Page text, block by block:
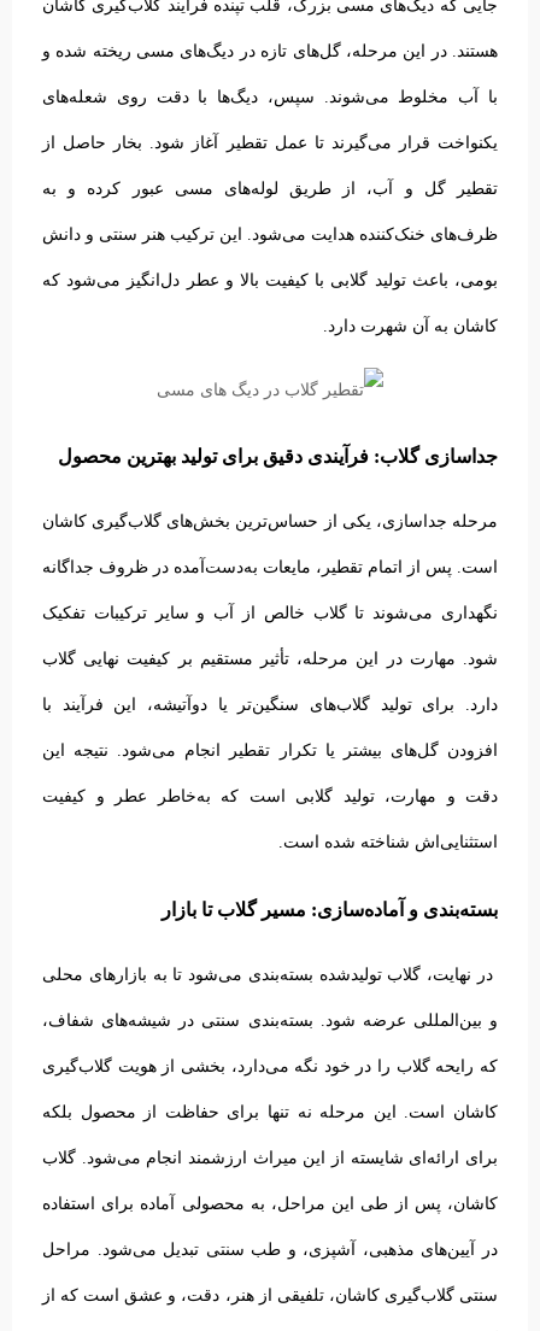
جایی که دیگ‌های مسی بزرگ، قلب تپنده فرآیند گلاب‌گیری کاشان
هستند. در این مرحله، گل‌های تازه در دیگ‌های مسی ریخته شده و
با آب مخلوط می‌شوند. سپس، دیگ‌ها با دقت روی شعله‌های
یکنواخت قرار می‌گیرند تا عمل تقطیر آغاز شود. بخار حاصل از
تقطیر گل و آب، از طریق لوله‌های مسی عبور کرده و به
ظرف‌های خنک‌کننده هدایت می‌شود. این ترکیب هنر سنتی و دانش
بومی، باعث تولید گلابی با کیفیت بالا و عطر دل‌انگیز می‌شود که
کاشان به آن شهرت دارد.
جداسازی گلاب: فرآیندی دقیق برای تولید بهترین محصول
مرحله جداسازی، یکی از حساس‌ترین بخش‌های گلاب‌گیری کاشان
است. پس از اتمام تقطیر، مایعات به‌دست‌آمده در ظروف جداگانه
نگهداری می‌شوند تا گلاب خالص از آب و سایر ترکیبات تفکیک
شود. مهارت در این مرحله، تأثیر مستقیم بر کیفیت نهایی گلاب
دارد. برای تولید گلاب‌های سنگین‌تر یا دوآتیشه، این فرآیند با
افزودن گل‌های بیشتر یا تکرار تقطیر انجام می‌شود. نتیجه این
دقت و مهارت، تولید گلابی است که به‌خاطر عطر و کیفیت
استثنایی‌اش شناخته شده است.
بسته‌بندی و آماده‌سازی: مسیر گلاب تا بازار
در نهایت، گلاب تولیدشده بسته‌بندی می‌شود تا به بازارهای محلی
و بین‌المللی عرضه شود. بسته‌بندی سنتی در شیشه‌های شفاف،
که رایحه گلاب را در خود نگه می‌دارد، بخشی از هویت گلاب‌گیری
کاشان است. این مرحله نه تنها برای حفاظت از محصول بلکه
برای ارائه‌ای شایسته از این میراث ارزشمند انجام می‌شود. گلاب
کاشان، پس از طی این مراحل، به محصولی آماده برای استفاده
در آیین‌های مذهبی، آشپزی، و طب سنتی تبدیل می‌شود. مراحل
سنتی گلاب‌گیری کاشان، تلفیقی از هنر، دقت، و عشق است که از